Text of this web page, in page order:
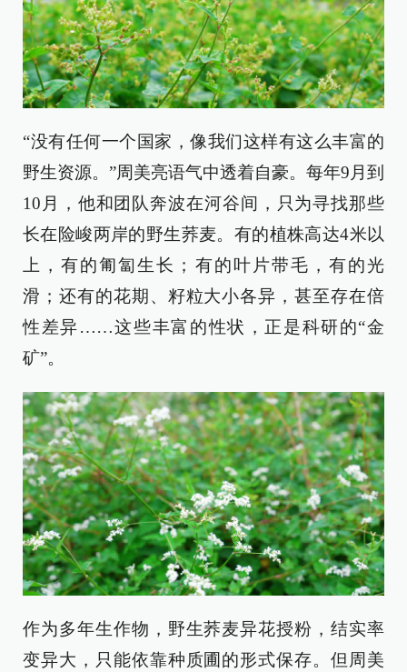
“没有任何一个国家，像我们这样有这么丰富的
野生资源。”周美亮语气中透着自豪。每年9月到
10月，他和团队奔波在河谷间，只为寻找那些
长在险峻两岸的野生荞麦。有的植株高达4米以
上，有的匍匐生长；有的叶片带毛，有的光
滑；还有的花期、籽粒大小各异，甚至存在倍
性差异……这些丰富的性状，正是科研的“金
矿”。
作为多年生作物，野生荞麦异花授粉，结实率
变异大，只能依靠种质圃的形式保存。但周美